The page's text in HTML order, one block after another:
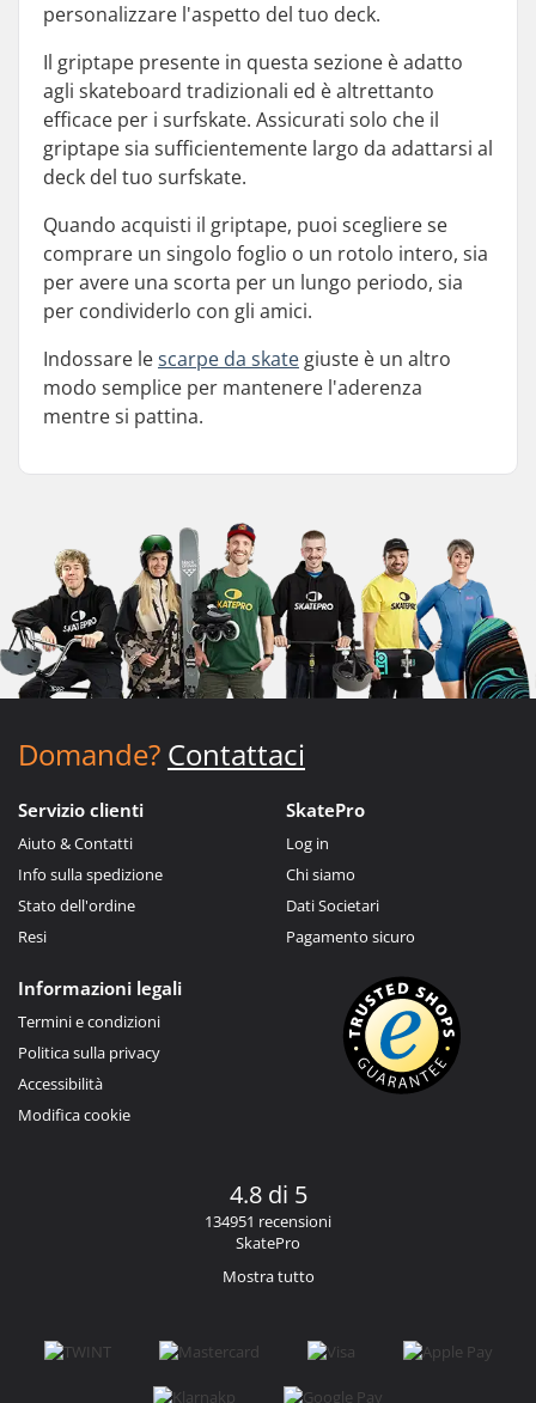
personalizzare l'aspetto del tuo deck.
Il griptape presente in questa sezione è adatto
agli skateboard tradizionali ed è altrettanto
efficace per i surfskate. Assicurati solo che il
griptape sia sufficientemente largo da adattarsi al
deck del tuo surfskate.
Quando acquisti il griptape, puoi scegliere se
comprare un singolo foglio o un rotolo intero, sia
per avere una scorta per un lungo periodo, sia
per condividerlo con gli amici.
Indossare lescarpe da skate giuste è un altro
modo semplice per mantenere l'aderenza
mentre si pattina.
Domande? Contattaci
Servizio clienti
Aiuto & Contatti
Info sulla spedizione
Stato dell'ordine
Resi
SkatePro
Log in
Chi siamo
Dati Societari
Pagamento sicuro
Informazioni legali
Termini e condizioni
Politica sulla privacy
Accessibilità
Modifica cookie
4.8 di 5
134951 recensioni
SkatePro
Mostra tutto